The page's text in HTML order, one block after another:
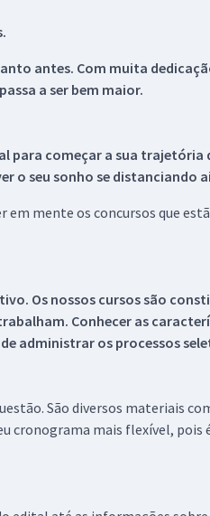
antes. Com muita
a ser bem maior.
para começar a sua
o seu sonho se distanciando
mente os concursos que
Os nossos cursos são
Conhecer as
administrar os processos
São diversos materiais
mais flexível, pois